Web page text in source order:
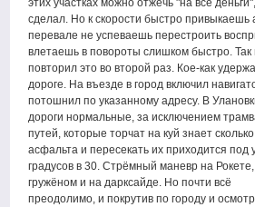
этих участках можно отжечь "на все
сделал. Но к скорости быстро привыкаешь
перевале не успеваешь перестроить
влетаешь в повороты слишком быстро. Так
повторил это во второй раз. Кое-как
дороге. На въезде в город включил
потошнил по указанному адресу. В
дороги нормальные, за исключением
путей, которые торчат на куй знает
асфальта и пересекать их приходится под
градусов в 30. Стрёмный маневр на
гружёном и на дарксайде. Но почти всё
преодолимо, и покрутив по городу и